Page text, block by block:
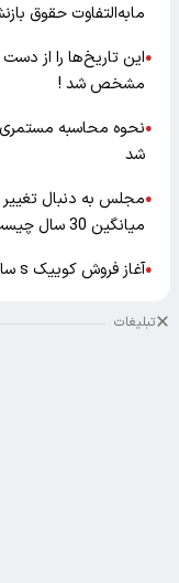
مابه‌التفاوت حقوق
●این تاریخ‌ها را از
مشخص شد !
●
شد
●مجلس به دنبال
میانگین 30 سال چیست؟
●آغاز فروش کوییک s سایپا / پیش‌پرداخت چقدر است؟
تبلیغات